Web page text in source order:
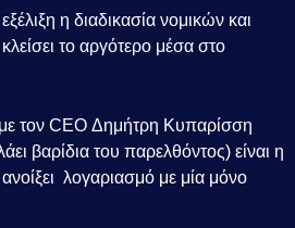
η διαδικασία νομικών και
το αργότερο μέσα στο
τον CEO Δημήτρη Κυπαρίσση
βαρίδια του παρελθόντος) είναι η
λογαριασμό με μία μόνο